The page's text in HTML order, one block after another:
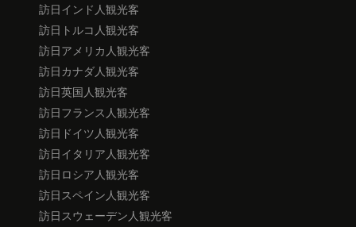
訪日インド人観光客
訪日トルコ人観光客
訪日アメリカ人観光客
訪日カナダ人観光客
訪日英国人観光客
訪日フランス人観光客
訪日ドイツ人観光客
訪日イタリア人観光客
訪日ロシア人観光客
訪日スペイン人観光客
訪日スウェーデン人観光客